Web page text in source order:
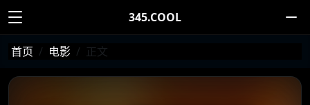
345.COOL
首页 电影 正文